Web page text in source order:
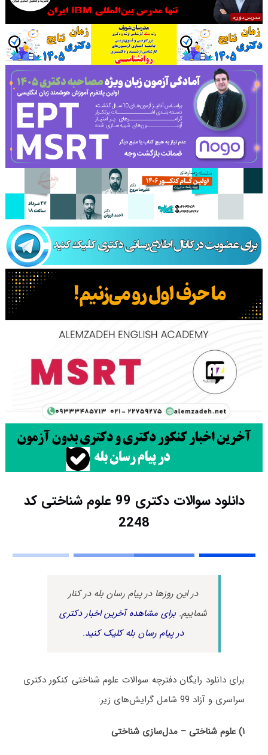
دانلود سوالات دکتری 99 علوم شناختی کد
2248
در این روزها در پیام رسان بله در کنار
شماییم.برای مشاهده آخرین اخبار دکتری
در پیام رسان بله کلیک کنید.
برای دانلود رایگان دفترچه سوالات علوم شناختی کنکور دکتری
سراسری و آزاد 99 شامل گرایش‌های زیر:
۱) علوم شناختی – مدل‌سازی شناختی